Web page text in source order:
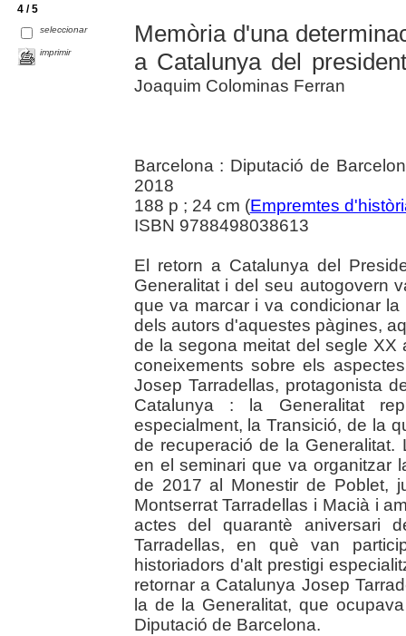
4 / 5
seleccionar
imprimir
Memòria d'una
a Catalunya del
Joaquim Colominas Ferran
Barcelona : Diputació de
2018
188 p ; 24 cm (Empremtes
ISBN 9788498038613
El retorn a Catalunya del
Generalitat i del seu autogovern
que va marcar i va condicionar
dels autors d'aquestes pàgines,
de la segona meitat del segle XX
coneixements sobre els
Josep Tarradellas, protagonista
Catalunya : la Generalitat
especialment, la Transició, de la
de recuperació de la
en el seminari que va organitzar
de 2017 al Monestir de Poblet,
Montserrat Tarradellas i Macià i
actes del quarantè aniversari
Tarradellas, en què van
historiadors d'alt prestigi
retornar a Catalunya Josep
la de la Generalitat, que
Diputació de Barcelona.